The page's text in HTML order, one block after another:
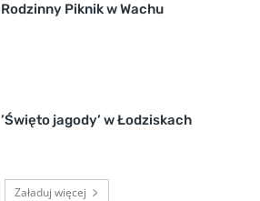
Rodzinny Piknik w Wachu
’Święto jagody’ w Łodziskach
Załaduj więcej